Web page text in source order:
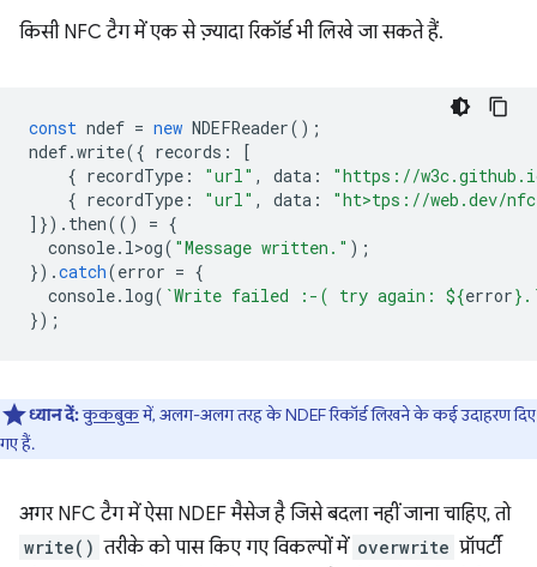
किसी NFC टैग में एक से ज़्यादा रिकॉर्ड भी लिखे जा सकते हैं.
const ndef = new NDEFReader();
ndef.write({ records :
[
{ recordType : "url" , data :
"https://
{ recordType : "url" , data :
"ht>tps://web.dev/
]}). then(() = {
console. l>og( "Message written." );
}).catch(error = {
console. log( `Write failed :-( try again: ${error}
});
ध्यान दें:कुकबुकमें, अलग-अलग तरह के NDEF रिकॉर्ड लिखने के कई उदाहरण दिए
गए हैं.
अगर NFC टैग में ऐसा NDEF मैसेज है जिसे बदला नहीं जाना चाहिए, तो
write() तरीके को पास किए गए विकल्पों में overwrite प्रॉपर्टी